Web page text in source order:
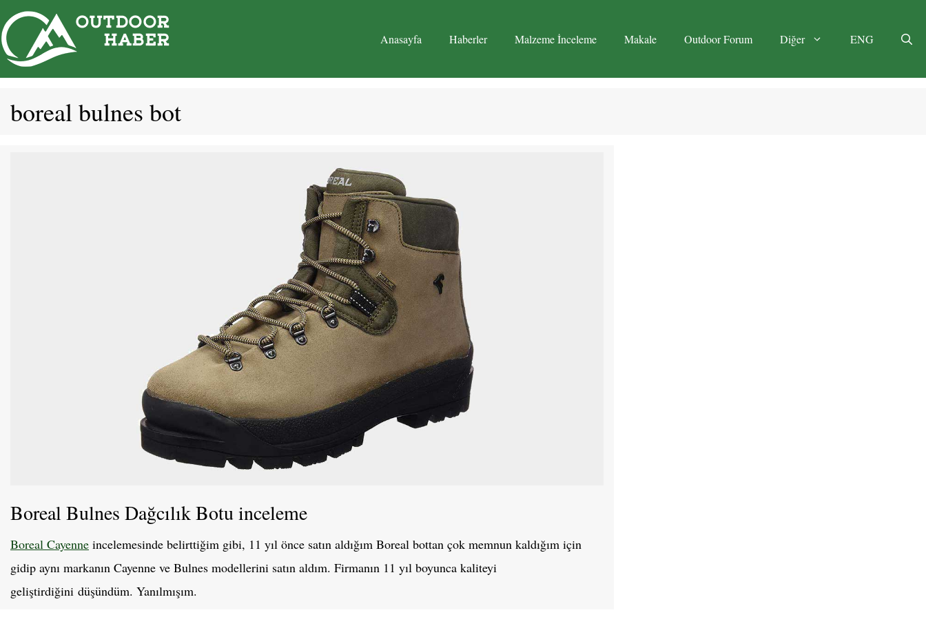
İçeriğe
atla
Anasayfa Haberler Malzeme İnceleme Makale Outdoor Forum Diğer ENG
boreal bulnes bot
Boreal Bulnes Dağcılık Botu inceleme
Boreal Cayenne incelemesinde belirttiğim gibi, 11 yıl önce satın aldığım Boreal bottan çok memnun kaldığım için
gidip aynı markanın Cayenne ve Bulnes modellerini satın aldım. Firmanın 11 yıl boyunca kaliteyi
geliştirdiğini düşündüm. Yanılmışım.